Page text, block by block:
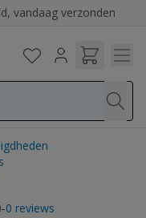
vandaag verzonden
-0 reviews